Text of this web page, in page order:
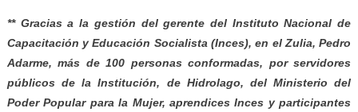
** Gracias a la gestión del gerente del Instituto Nacional de
Capacitación y Educación Socialista (Inces), en el Zulia, Pedro
Adarme, más de 100 personas conformadas, por servidores
públicos de la Institución, de Hidrolago, del Ministerio del
Poder Popular para la Mujer, aprendices Inces y participantes